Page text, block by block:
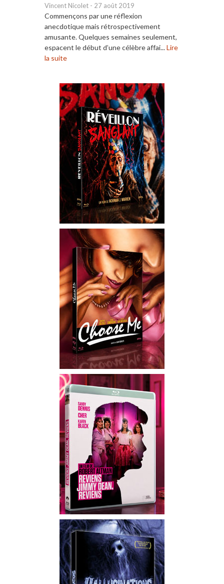
Vincent Nicolet - 27 août 2019
Commençons par une réflexion
anecdotique mais rétrospectivement
amusante. Quelques semaines seulement,
espacent le début d’une célèbre affai...Lire
la suite